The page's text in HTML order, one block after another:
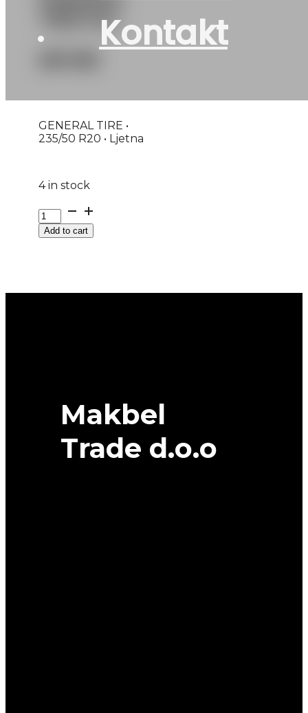
Kontakt
TIRE EVc
GENERAL TIRE •
235/50 R20 • Ljetna
4 in stock
G235/50R20
104W
XLAdd to cart
Makbel
Trade d.o.o